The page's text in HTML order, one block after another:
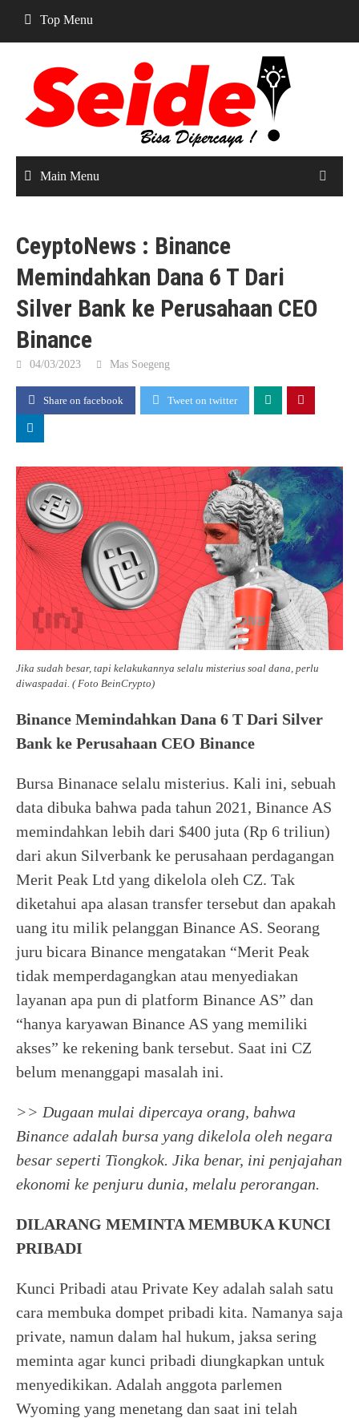
content
Top Menu
Main Menu
CeyptoNews : Binance
Memindahkan Dana 6 T Dari
Silver Bank ke Perusahaan CEO
Binance
04/03/2023 Mas Soegeng
Share on facebook Tweet on twitter
Jika sudah besar, tapi kelakukannya selalu misterius soal dana, perlu
diwaspadai. ( Foto BeinCrypto)
Binance Memindahkan Dana 6 T Dari Silver
Bank ke Perusahaan CEO Binance
Bursa Binanace selalu misterius. Kali ini, sebuah
data dibuka bahwa pada tahun 2021, Binance AS
memindahkan lebih dari $400 juta (Rp 6 triliun)
dari akun Silverbank ke perusahaan perdagangan
Merit Peak Ltd yang dikelola oleh CZ. Tak
diketahui apa alasan transfer tersebut dan apakah
uang itu milik pelanggan Binance AS. Seorang
juru bicara Binance mengatakan “Merit Peak
tidak memperdagangkan atau menyediakan
layanan apa pun di platform Binance AS” dan
“hanya karyawan Binance AS yang memiliki
akses” ke rekening bank tersebut. Saat ini CZ
belum menanggapi masalah ini.
>> Dugaan mulai dipercaya orang, bahwa
Binance adalah bursa yang dikelola oleh negara
besar seperti Tiongkok. Jika benar, ini penjajahan
ekonomi ke penjuru dunia, melalu perorangan.
DILARANG MEMINTA MEMBUKA KUNCI
PRIBADI
Kunci Pribadi atau Private Key adalah salah satu
cara membuka dompet pribadi kita. Namanya saja
private, namun dalam hal hukum, jaksa sering
meminta agar kunci pribadi diungkapkan untuk
menyedikikan. Adalah anggota parlemen
Wyoming yang menetang dan saat ini telah